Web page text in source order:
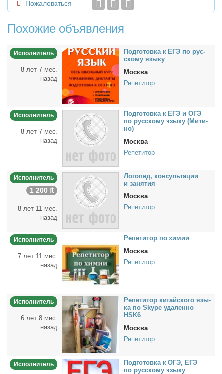
Пожаловаться
Похожие объявления
Исполнитель
8 лет 7 мес.
назад
Под­го­тов­ка к ЕГЭ по рус­
ско­му язы­ку
Москва
Репетитор
Исполнитель
8 лет 7 мес.
назад
Под­го­тов­ка к ЕГЭ и ОГЭ
по рус­ско­му язы­ку (Ми­ти­
но)
Москва
Репетитор
Исполнитель
1 200 ₶
8 лет 11 мес.
назад
Ло­го­пед, кон­суль­та­ции
и за­ня­тия
Москва
Репетитор
Исполнитель
7 лет 11 мес.
назад
Ре­пе­ти­тор по хи­мии
Москва
Репетитор
Исполнитель
6 лет 8 мес.
назад
Ре­пе­ти­тор ки­тай­ско­го язы­
ка по Skype уда­лен­но
HSK6
Москва
Репетитор
Исполнитель
Под­го­тов­ка к ОГЭ, ЕГЭ
по рус­ско­му язы­ку